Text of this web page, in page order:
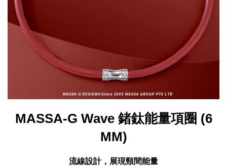
MASSA-G Wave 鍺鈦能量項圈 (6
MM)
流線設計，展現頸間能量